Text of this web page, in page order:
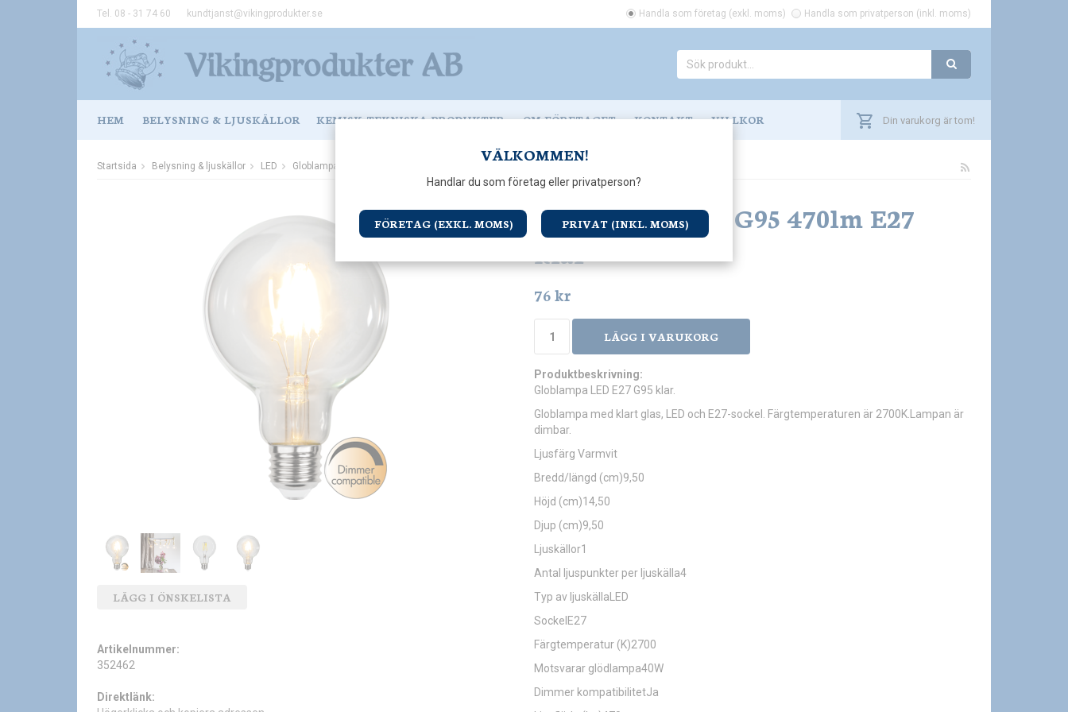
VÄLKOMMEN!
Handlar du som företag eller privatperson?
FÖRETAG (EXKL. MOMS) PRIVAT (INKL. MOMS)
Tel. 08 - 31 74 60 kundtjanst@vikingprodukter.se Handla som företag (exkl. moms) Handla som privatperson (inkl. moms)
HEM BELYSNING & LJUSKÄLLOR KEMISK-TEKNISKA PRODUKTER OM FÖRETAGET KONTAKT VILLKOR Din varukorg är tom!
Startsida Belysning & ljuskällor LED Globlampa led G95
Globlampa LED G95 470lm E27
klar
76 kr
LÄGG I VARUKORG
Produktbeskrivning:
Globlampa LED E27 G95 klar.
Globlampa med klart glas, LED och E27-sockel. Färgtemperaturen är 2700K.Lampan är
dimbar.
Ljusfärg Varmvit
Bredd/längd (cm)9,50
Höjd (cm)14,50
Djup (cm)9,50
Ljuskällor1
Antal ljuspunkter per ljuskälla4
Typ av ljuskällaLED
SockelE27
Färgtemperatur (K)2700
Motsvarar glödlampa40W
Dimmer kompatibilitetJa
LÄGG I ÖNSKELISTA
Artikelnummer:
352462
Direktlänk: